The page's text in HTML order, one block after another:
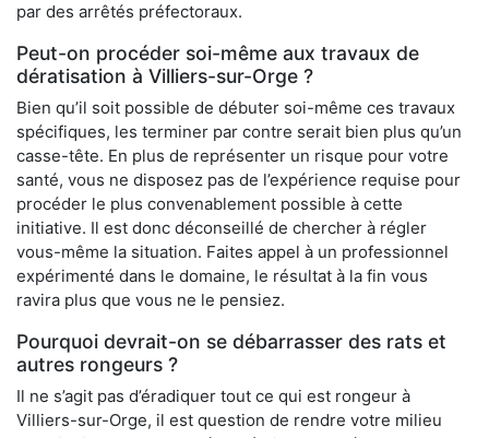
par des arrêtés préfectoraux.
Peut-on procéder soi-même aux travaux de
dératisation à Villiers-sur-Orge ?
Bien qu’il soit possible de débuter soi-même ces travaux
spécifiques, les terminer par contre serait bien plus qu’un
casse-tête. En plus de représenter un risque pour votre
santé, vous ne disposez pas de l’expérience requise pour
procéder le plus convenablement possible à cette
initiative. Il est donc déconseillé de chercher à régler
vous-même la situation. Faites appel à un professionnel
expérimenté dans le domaine, le résultat à la fin vous
ravira plus que vous ne le pensiez.
Pourquoi devrait-on se débarrasser des rats et
autres rongeurs ?
Il ne s’agit pas d’éradiquer tout ce qui est rongeur à
Villiers-sur-Orge, il est question de rendre votre milieu